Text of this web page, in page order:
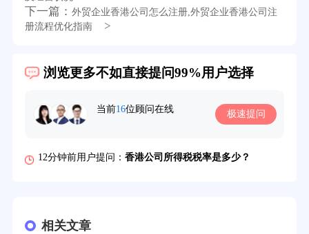
下一篇： 外贸企业香港公司怎么注册,外贸企业香港公司注
册流程优化指南>
浏览更多不如直接提问99%用户选择
当前16位顾问在线 极速提问
39分钟前用户提问：
6分钟前用户提问：注册香港公司需要哪些条件？
8分钟前用户提问： 开曼公司财报要审计吗？
16分钟前用户提问： 萨摩亚注册公司要多久？
相关文章